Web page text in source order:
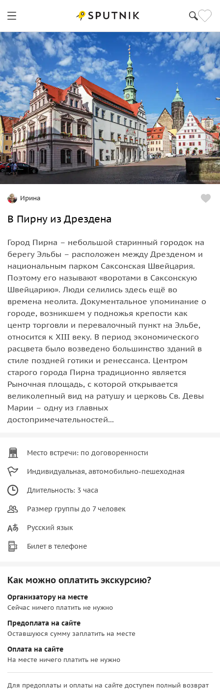
Ирина
В Пирну из Дрездена
Город Пирна – небольшой старинный городок на
берегу Эльбы – расположен между Дрезденом и
национальным парком Саксонская Швейцария.
Поэтому его называют «воротами в Саксонскую
Швейцарию». Люди селились здесь ещё во
времена неолита. Документальное упоминание о
городе, возникшем у подножья крепости как
центр торговли и перевалочный пункт на Эльбе,
относится к XIII веку. В период экономического
расцвета было возведено большинство зданий в
стиле поздней готики и ренессанса. Центром
старого города Пирна традиционно является
Рыночная площадь, с которой открывается
великолепный вид на ратушу и церковь Св. Девы
Марии – одну из главных
достопримечательностей...
Место встречи: по договоренности
Индивидуальная, автомобильно-пешеходная
Длительность: 3 часа
Размер группы до 7 человек
Русский язык
Билет в телефоне
Как можно оплатить экскурсию?
Организатору на месте
Сейчас ничего платить не нужно
Предоплата на сайте
Оставшуюся сумму заплатить на месте
Оплата на сайте
На месте ничего платить не нужно
Для предоплаты и оплаты на сайте доступен полный возврат